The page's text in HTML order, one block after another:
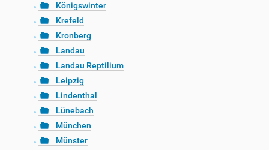
Königswinter
Krefeld
Kronberg
Landau
Landau Reptilium
Leipzig
Lindenthal
Lünebach
München
Münster